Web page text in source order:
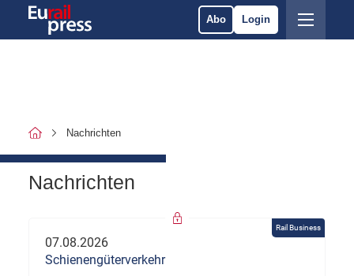
Abo Login
Nachrichten
Nachrichten
Rail Business
07.08.2026
Schienengüterverkehr